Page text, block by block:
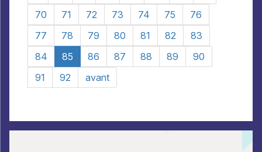
70
71 72 73 74 75
76
77
78 79 80 81 82
83
84
85 86 87 88 89
90
91
92 avant